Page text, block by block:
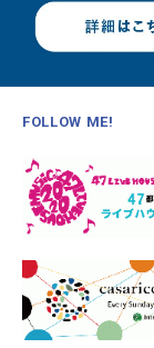
FOLLOW ME!